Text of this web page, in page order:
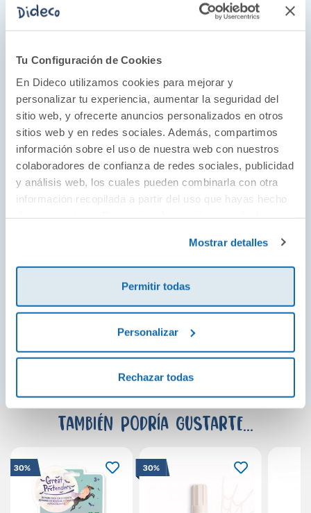
Tu Configuración de Cookies
En Dideco utilizamos cookies para mejorar y
personalizar tu experiencia, aumentar la seguridad del
sitio web, y ofrecerte anuncios personalizados en otros
sitios web y en redes sociales. Además, compartimos
información sobre el uso de nuestra web con nuestros
colaboradores de confianza de redes sociales, publicidad
y análisis web, los cuales pueden combinarla con otra
información recopilada a partir del uso que hayas hecho
Mostrar detalles
Permitir todas
Personalizar
Rechazar todas
El protagonista de tu propia
aventura
Una valiente doctora, un hada del bosque o un
monstruo de muchos colores... ¡Puedes ser
cada día uno de ellos con los disfraces de
mundo de imaginación sin límites en los que
los protagonistas de las aventuras increíbles
serán ellos mismos.
También podría gustarte...
30% 30%